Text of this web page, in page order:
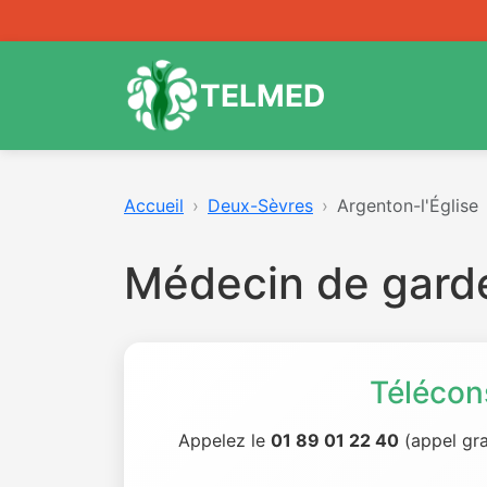
TELMED
Accueil Deux-Sèvres Argenton-l'Église
Médecin de
Appelez le 01 89 01 22 40 (appel